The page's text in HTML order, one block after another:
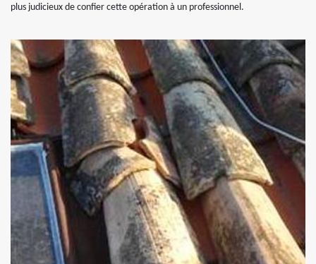
plus judicieux de confier cette opération à un professionnel.